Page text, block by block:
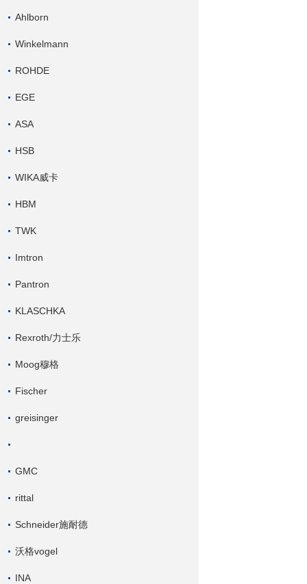
Ahlborn
Winkelmann
ROHDE
EGE
ASA
HSB
WIKA威卡
HBM
TWK
Imtron
Pantron
KLASCHKA
Rexroth/力士乐
Moog穆格
Fischer
greisinger
GMC
rittal
Schneider施耐德
沃格vogel
INA